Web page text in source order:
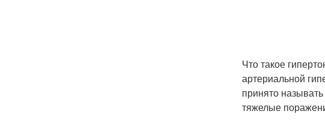
Что такое
артериальной
принято
тяжелые